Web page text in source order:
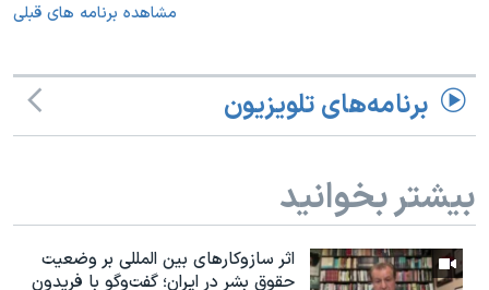
مشاهده برنامه های قبلی
برنامه‌های تلویزیون
بیشتر بخوانید
اثر ساز‌و‌کارهای بین المللی بر وضعیت
حقوق بشر در ایران؛ گفت‌وگو با فریدون